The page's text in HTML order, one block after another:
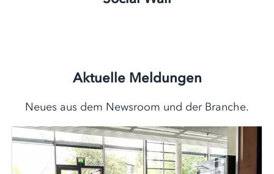
Aktuelle Meldungen
Neues aus dem Newsroom und der Branche.